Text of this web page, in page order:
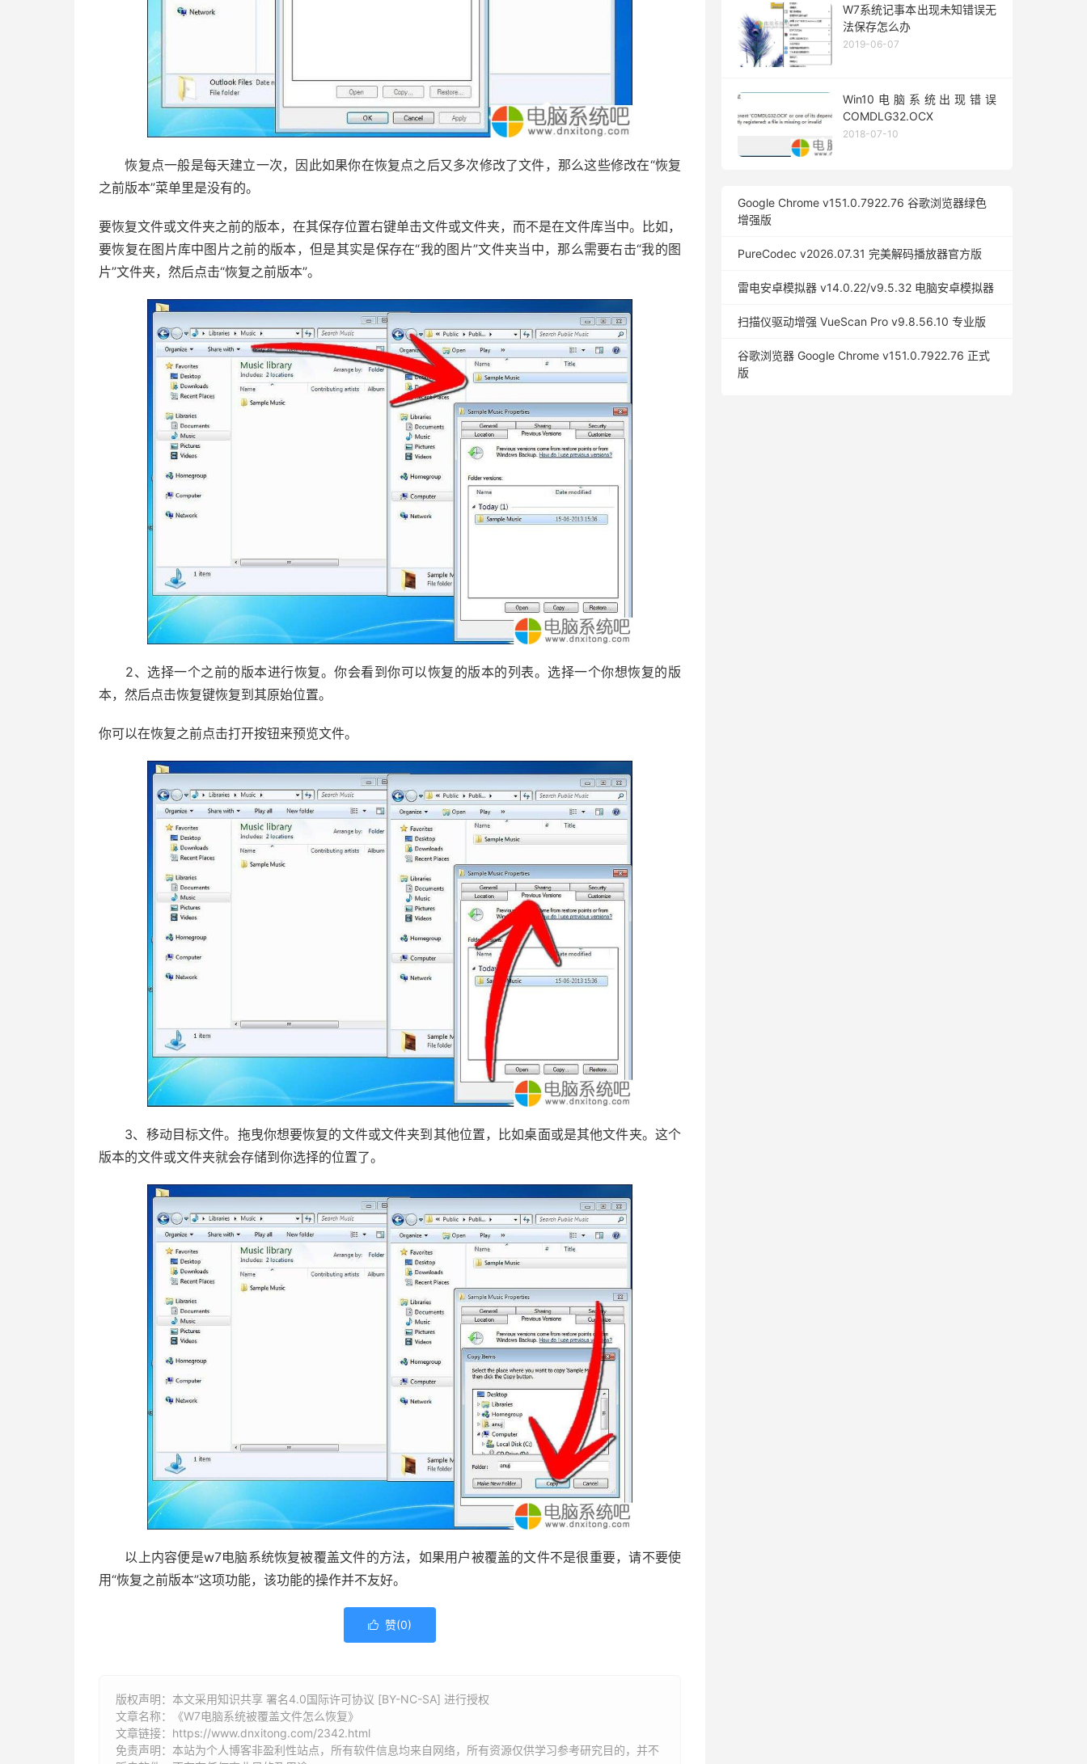
恢复点一般是每天建立一次，因此如果你在恢复点之后又多次修改了文件，那么这些修改在“恢复
之前版本”菜单里是没有的。
要恢复文件或文件夹之前的版本，在其保存位置右键单击文件或文件夹，而不是在文件库当中。比如，
要恢复在图片库中图片之前的版本，但是其实是保存在“我的图片”文件夹当中，那么需要右击“我的图
片”文件夹，然后点击“恢复之前版本”。
2、选择一个之前的版本进行恢复。你会看到你可以恢复的版本的列表。选择一个你想恢复的版
本，然后点击恢复键恢复到其原始位置。
你可以在恢复之前点击打开按钮来预览文件。
3、移动目标文件。拖曳你想要恢复的文件或文件夹到其他位置，比如桌面或是其他文件夹。这个
版本的文件或文件夹就会存储到你选择的位置了。
以上内容便是w7电脑系统恢复被覆盖文件的方法，如果用户被覆盖的文件不是很重要，请不要使
用“恢复之前版本”这项功能，该功能的操作并不友好。
 赞(0)
版权声明：本文采用知识共享 署名4.0国际许可协议 [BY-NC-SA] 进行授权
文章名称：《W7电脑系统被覆盖文件怎么恢复》
文章链接： https://www.dnxitong.com/2342.html
免责声明：本站为个人博客非盈利性站点，所有软件信息均来自网络，所有资源仅供学习参考研究目的，并不
W7系统记事本出现未知错误无
法保存怎么办
2019-06-07
Win10电脑系统出现错误
COMDLG32.OCX
2018-07-10
Google Chrome v151.0.7922.76 谷歌浏览器绿色
增强版
PureCodec v2026.07.31 完美解码播放器官方版
雷电安卓模拟器 v14.0.22/v9.5.32 电脑安卓模拟器
扫描仪驱动增强 VueScan Pro v9.8.56.10 专业版
谷歌浏览器 Google Chrome v151.0.7922.76 正式
版